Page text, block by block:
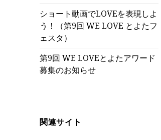
ショート動画でLOVEを表現しよ
う！（第9回 WE LOVE とよたフ
ェスタ）
第9回 WE LOVEとよたアワード
募集のお知らせ
関連サイト